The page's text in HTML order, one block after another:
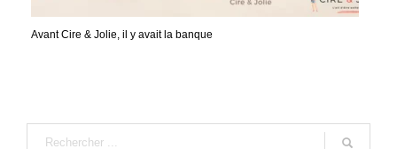
Avant Cire & Jolie, il y avait la banque